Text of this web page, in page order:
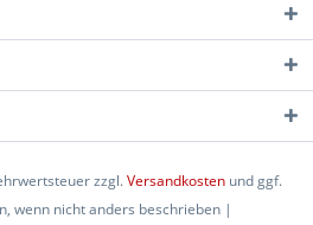
zzgl.Versandkosten und ggf.
wenn nicht anders beschrieben |